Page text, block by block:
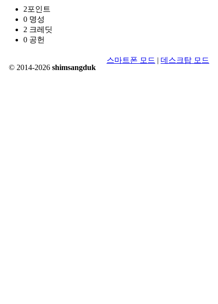
2포인트
0 명성
2 크레딧
0 공헌
© 2014-2026 shimsangduk
스마트폰 모드 | 데스크탑 모드